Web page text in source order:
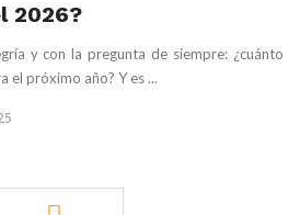
en la Literatura Global
2026?
y con la pregunta de siempre: ¿cuánto
el próximo año? Y es ...